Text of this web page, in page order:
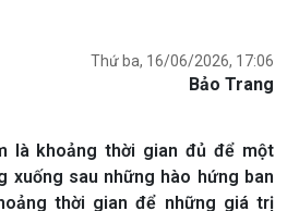
Thứ ba, 16/06/2026, 17:06
Bảo Trang
là khoảng thời gian đủ để một
xuống sau những hào hứng ban
thời gian để những giá trị